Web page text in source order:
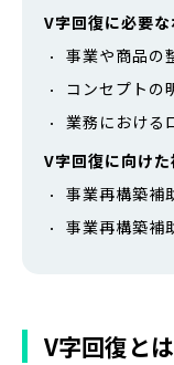
V字回復に必要
事業や商品の
コンセプトの
業務における
V字回復に向け
事業再構築補
事業再構築補
V字回復とは